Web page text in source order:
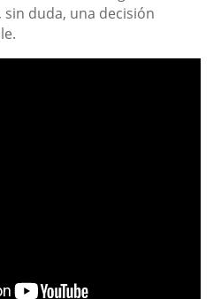
duda, una decisión